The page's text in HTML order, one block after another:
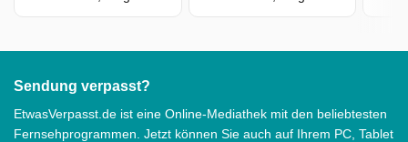
Sendung verpasst?
EtwasVerpasst.de ist eine Online-Mediathek mit den beliebtesten
Fernsehprogrammen. Jetzt können Sie auch auf Ihrem PC, Tablet